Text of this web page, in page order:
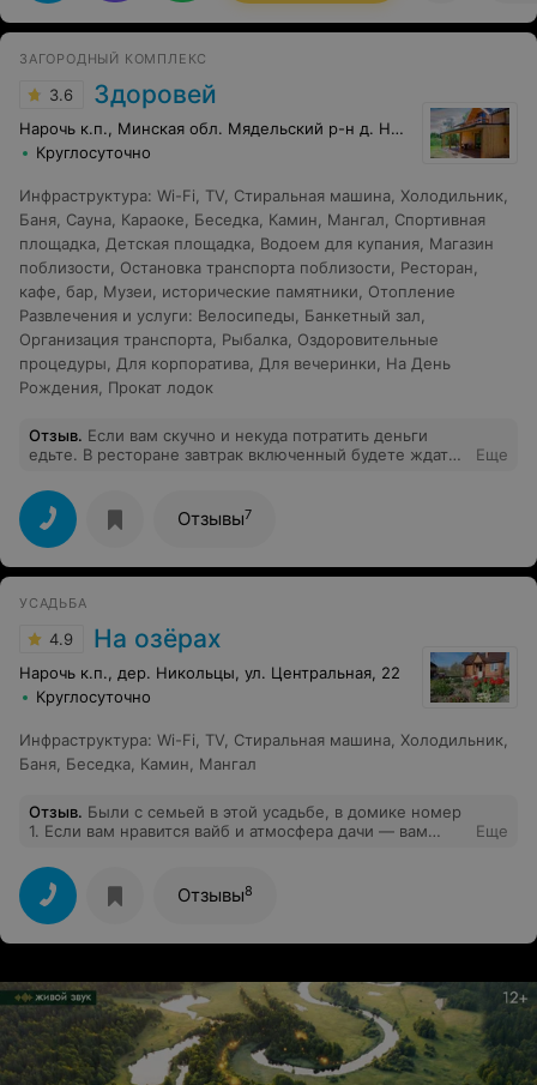
ЗАГОРОДНЫЙ КОМПЛЕКС
3.6 Здоровей
Нарочь к.п., Минская обл. Мядельский р-н д. Никольцы, 11
Круглосуточно
Инфраструктура: Wi-Fi TV Стиральная машина Холодильник
Баня Сауна Караоке Беседка Камин Мангал
Спортивная
площадка Детская площадка Водоем для купания Магазин
поблизости
Остановка транспорта поблизости
Ресторан,
кафе, бар
Музеи, исторические памятники
Отопление
Развлечения и услуги: Велосипеды Банкетный зал
Организация транспорта Рыбалка Оздоровительные
процедуры
Для корпоратива Для вечеринки
На День
Рождения Прокат лодок
Отзыв. Если вам скучно и некуда потратить деньги
едьте. В ресторане завтрак включенный будете ждать
вопрос, почему так долго - повара не справляются)) в
итоге мы ушли, поехали в кафе, там приготовили за
30мин и пока мы ожидали нам принесли бесплатно
воду, кофе и конфеты)) По вопросу проживания, если
хотите узнать как собака живёт в будке, значит
фая нет, телевизор не работает!
Еще
Отзывы7
УСАДЬБА
4.9 На озёрах
Нарочь к.п., дер. Никольцы, ул. Центральная, 22
Круглосуточно
Инфраструктура: Wi-Fi TV Стиральная машина Холодильник
Баня Беседка Камин Мангал
Отзыв. Были с семьей в этой усадьбе, в домике номер
1. Если вам нравится вайб и атмосфера дачи — вам
шашлыки на территории. Хозяева приветливые и очень
дружелюбные, так что ставлю высокую оценку ❤️
Еще
Отзывы8